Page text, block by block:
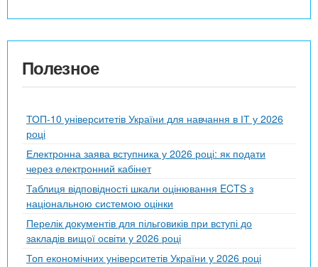
Полезное
ТОП-10 університетів України для навчання в ІТ у 2026
році
Електронна заява вступника у 2026 році: як подати
через електронний кабінет
Таблиця відповідності шкали оцінювання ECTS з
національною системою оцінки
Перелік документів для пільговиків при вступі до
закладів вищої освіти у 2026 році
Топ економічних університетів України у 2026 році